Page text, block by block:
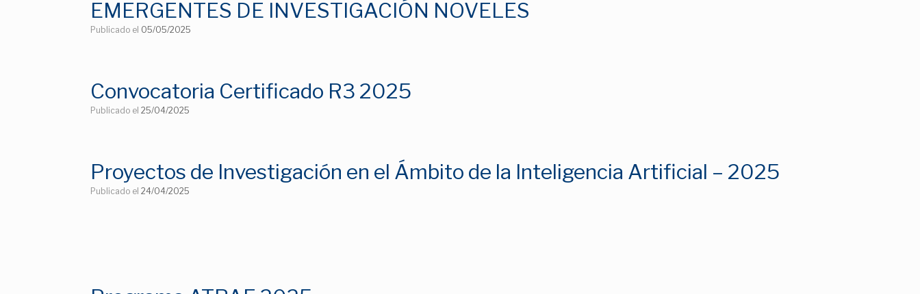
EMERGENTES DE INVESTIGACIÓN NOVELES
Publicado el 05/05/2025
Convocatoria Certificado R3 2025
Publicado el 25/04/2025
Proyectos de Investigación en el Ámbito de la Inteligencia Artificial – 2025
Publicado el 24/04/2025